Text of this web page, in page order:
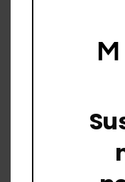
Lista de Deseos
Querétaro
Querétaro